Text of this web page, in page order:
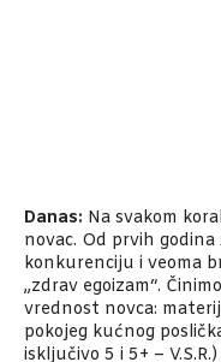
Danas: Na svakom
novac. Od prvih
konkurenciju i veoma
„zdrav egoizam“.
vrednost novca:
pokojeg kućnog
isključivo 5 i 5+ –